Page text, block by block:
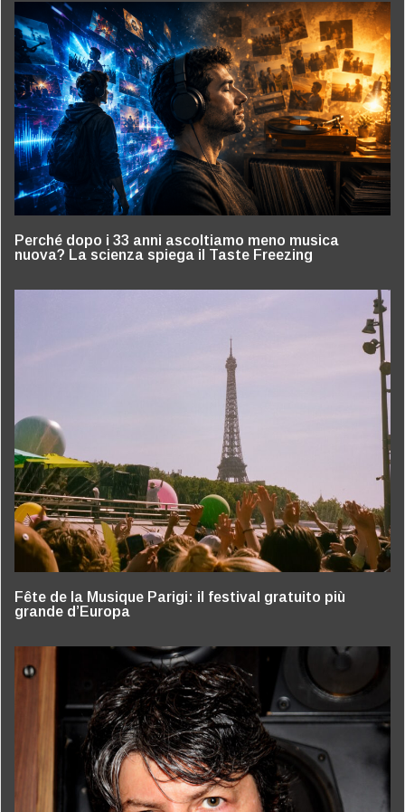
Perché dopo i 33 anni ascoltiamo meno musica
nuova? La scienza spiega il Taste Freezing
Fête de la Musique Parigi: il festival gratuito più
grande d’Europa